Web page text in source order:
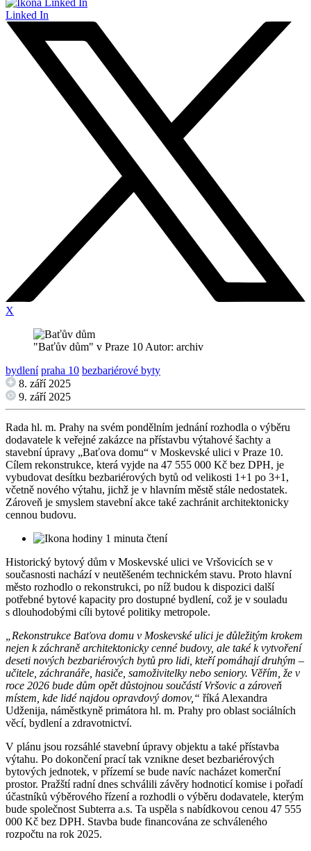
Linked In
X
"Baťův dům" v Praze 10 Autor: archiv
bydlení praha 10 bezbariérové byty
8. září 2025
9. září 2025
Rada hl. m. Prahy na svém pondělním jednání rozhodla o výběru
dodavatele k veřejné zakázce na přístavbu výtahové šachty a
stavební úpravy „Baťova domu“ v Moskevské ulici v Praze 10.
Cílem rekonstrukce, která vyjde na 47 555 000 Kč bez DPH, je
vybudovat desítku bezbariérových bytů od velikosti 1+1 po 3+1,
včetně nového výtahu, jichž je v hlavním městě stále nedostatek.
Zároveň je smyslem stavební akce také zachránit architektonicky
cennou budovu.
1 minuta čtení
Historický bytový dům v Moskevské ulici ve Vršovicích se v
současnosti nachází v neutěšeném technickém stavu. Proto hlavní
město rozhodlo o rekonstrukci, po níž budou k dispozici další
potřebné bytové kapacity pro dostupné bydlení, což je v souladu
s dlouhodobými cíli bytové politiky metropole.
„Rekonstrukce Baťova domu v Moskevské ulici je důležitým krokem
nejen k záchraně architektonicky cenné budovy, ale také k vytvoření
deseti nových bezbariérových bytů pro lidi, kteří pomáhají druhým –
učitele, záchranáře, hasiče, samoživitelky nebo seniory. Věřím, že v
roce 2026 bude dům opět důstojnou součástí Vršovic a zároveň
místem, kde lidé najdou opravdový domov,“ říká Alexandra
Udženija, náměstkyně primátora hl. m. Prahy pro oblast sociálních
věcí, bydlení a zdravotnictví.
V plánu jsou rozsáhlé stavební úpravy objektu a také přístavba
výtahu. Po dokončení prací tak vznikne deset bezbariérových
bytových jednotek, v přízemí se bude navíc nacházet komerční
prostor. Pražští radní dnes schválili závěry hodnoticí komise i pořadí
účastníků výběrového řízení a rozhodli o výběru dodavatele, kterým
bude společnost Subterra a.s. Ta uspěla s nabídkovou cenou 47 555
000 Kč bez DPH. Stavba bude financována ze schváleného
rozpočtu na rok 2025.